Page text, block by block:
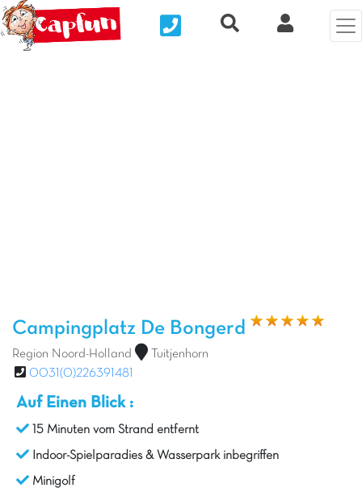
Nous contacterRecherche rapide
Clix
Campingplatz De Bongerd
Region Noord-Holland
Tuitjenhorn
0031(0)226391481
Auf Einen Blick :
15 Minuten vom Strand entfernt
Indoor-Spielparadies & Wasserpark inbegriffen
Minigolf